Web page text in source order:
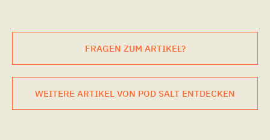
FRAGEN ZUM ARTIKEL?
WEITERE ARTIKEL VON POD SALT ENTDECKEN